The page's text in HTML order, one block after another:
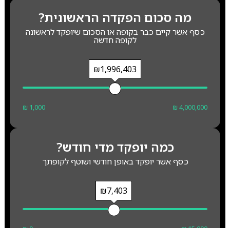
מה סכום הפקדה הראשונית?
כסף אשר קיים כבר בקופה או הסכום שיופקד לראשונה
לקופה חדשה
₪1,996,403
₪ 1,000 ₪ 4,000,000
כמה יופקד מדי חודש?
כסף אשר יופקד באופן חודשי ושוטף לקופתך
₪7,403